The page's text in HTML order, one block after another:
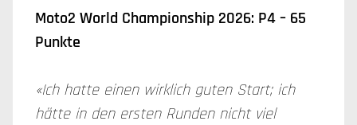
Moto2 World Championship 2026: P4 – 65
Punkte
«Ich hatte einen wirklich guten Start; ich
hätte in den ersten Runden nicht viel